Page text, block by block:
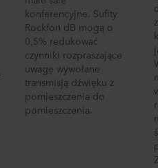
konferencyjne. Sufity
Rockfon dB mogą o
0,5% redukować
czynniki rozpraszające
uwagę wywołane
transmisją dźwięku z
pomieszczenia do
pomieszczenia.